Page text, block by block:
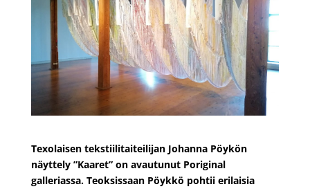
Texolaisen tekstiilitaiteilijan Johanna Pöykön
näyttely ”Kaaret” on avautunut Poriginal
galleriassa. Teoksissaan Pöykkö pohtii erilaisia